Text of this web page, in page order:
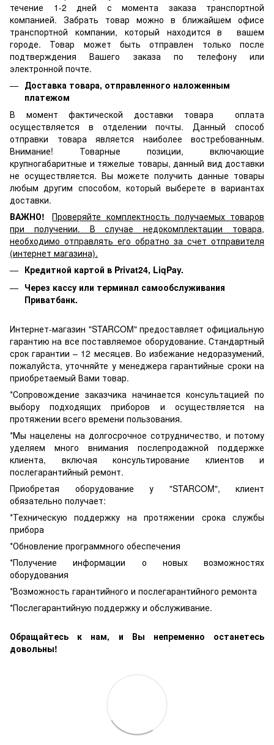
течение 1-2 дней с момента заказа транспортной
компанией. Забрать товар можно в ближайшем офисе
транспортной компании, который находится в вашем
городе. Товар может быть отправлен только после
подтверждения Вашего заказа по телефону или
электронной почте.
Доставка товара, отправленного наложенным
платежом
В момент фактической доставки товара оплата
осуществляется в отделении почты. Данный способ
отправки товара является наиболее востребованным.
Внимание! Товарные позиции, включающие
крупногабаритные и тяжелые товары, данный вид доставки
не осуществляется. Вы можете получить данные товары
любым другим способом, который выберете в вариантах
доставки.
ВАЖНО!
Проверяйте комплектность получаемых товаров
при получении. В случае недокомплектации товара,
необходимо отправлять его обратно за счет отправителя
(интернет магазина).
Кредитной картой в Privat24, LiqPay.
Через кассу или терминал самообслуживания
Приватбанк.
Интернет-магазин "STARCOM" предоставляет официальную
гарантию на все поставляемое оборудование. Стандартный
срок гарантии – 12 месяцев. Во избежание недоразумений,
пожалуйста, уточняйте у менеджера гарантийные сроки на
приобретаемый Вами товар.
*Сопровождение заказчика начинается консультацией по
выбору подходящих приборов и осуществляется на
протяжении всего времени пользования.
*Мы нацелены на долгосрочное сотрудничество, и потому
уделяем много внимания послепродажной поддержке
клиента, включая консультирование клиентов и
послегарантийный ремонт.
Приобретая оборудование у "STARCOM", клиент
обязательно получает:
*Техническую поддержку на протяжении срока службы
прибора
*Обновление программного обеспечения
*Получение информации о новых возможностях
оборудования
*Возможность гарантийного и послегарантийного ремонта
*Послегарантийную поддержку и обслуживание.
Обращайтесь к нам, и Вы непременно останетесь
довольны!